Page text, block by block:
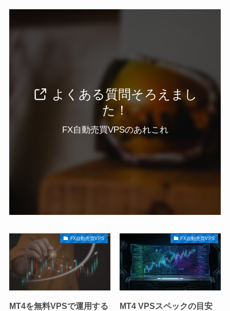
よくある質問そろえまし
た！
FX自動売買VPSのあれこれ
FX自動売買VPS
MT4を無料VPSで運用する
FX自動売買VPS
MT4 VPSスペックの目安